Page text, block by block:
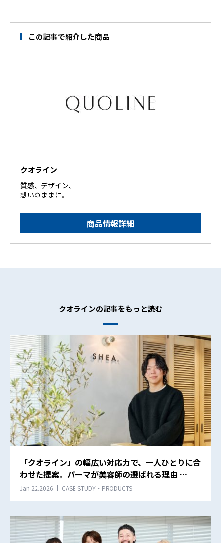
この記事で紹介した商品
クオライン
質感、デザイン、
想いのままに。
商品情報詳細
クオラインの記事をもっと読む
「クオライン」の幅広い対応力で、一人ひとりに合
わせた提案。パーマが美容師の選ばれる理由 …
Jan 22.2026 CASE STUDY・PRODUCTS